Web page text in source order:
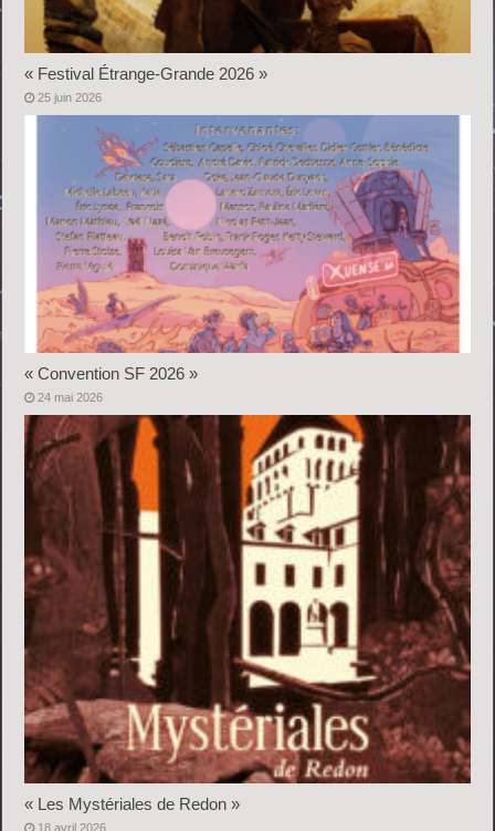
« Festival Étrange-Grande 2026 »
25 juin 2026
« Convention SF 2026 »
24 mai 2026
« Les Mystériales de Redon »
18 avril 2026